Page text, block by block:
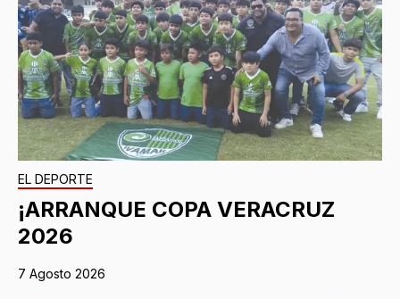
EL DEPORTE
¡ARRANQUE COPA VERACRUZ
2026
7 Agosto 2026